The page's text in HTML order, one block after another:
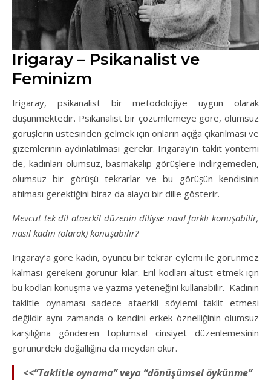
Irigaray – Psikanalist ve
Feminizm
Irigaray, psikanalist bir metodolojiye uygun olarak
düşünmektedir. Psikanalist bir çözümlemeye göre, olumsuz
görüşlerin üstesinden gelmek için onların açığa çıkarılması ve
gizemlerinin aydınlatılması gerekir. Irigaray’ın taklit yöntemi
de, kadınları olumsuz, basmakalıp görüşlere indirgemeden,
olumsuz bir görüşü tekrarlar ve bu görüşün kendisinin
atılması gerektiğini biraz da alaycı bir dille gösterir.
Mevcut tek dil ataerkil düzenin diliyse nasıl farklı konuşabilir,
nasıl kadın (olarak) konuşabilir?
Irigaray’a göre kadın, oyuncu bir tekrar eylemi ile görünmez
kalması gerekeni görünür kılar. Eril kodları altüst etmek için
bu kodları konuşma ve yazma yeteneğini kullanabilir. Kadının
taklitle oynaması sadece ataerkil söylemi taklit etmesi
değildir aynı zamanda o kendini erkek öznelliğinin olumsuz
karşılığına gönderen toplumsal cinsiyet düzenlemesinin
görünürdeki doğallığına da meydan okur.
<<”Taklitle oynama” veya “dönüşümsel öykünme”